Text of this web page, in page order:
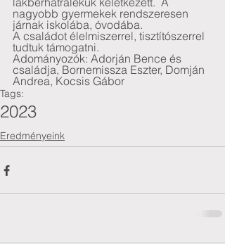
nagyobb gyermekek rendszeresen
járnak iskolába, óvodába.
A családot élelmiszerrel, tisztítószerrel
tudtuk támogatni.
Adományozók: Adorján Bence és
családja, Bornemissza Eszter, Domján
Andrea, Kocsis Gábor
Tags:
2023
Eredményeink